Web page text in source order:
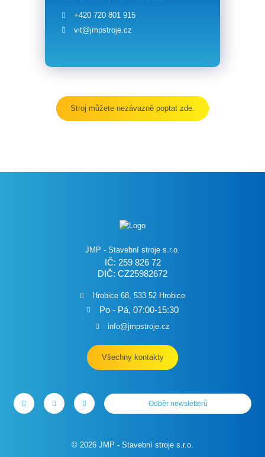
+420 720 801 915
vit@jmpstroje.cz
Stroj můžete nezávazně poptat zde.
JMP - Stavební stroje s.r.o.
IČ: 259 826 72
DIČ: CZ25982672
Hrobice 68, 533 52 Hrobice
Po - Pá, 07:00-15:30
info@jmpstroje.cz
Všechny kontakty
Odběr newsletterů
© 2026 JMP - Stavební stroje s.r.o.